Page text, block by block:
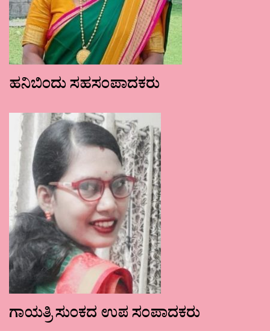
ಹನಿಬಿಂದು ಸಹಸಂಪಾದಕರು
ಗಾಯತ್ರಿ ಸುಂಕದ ಉಪ ಸಂಪಾದಕರು